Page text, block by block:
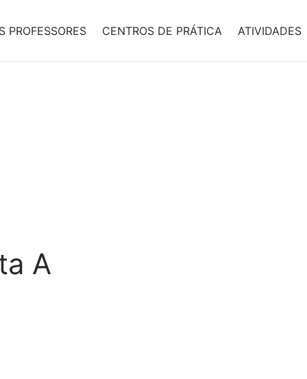
PROFESSORES CENTROS DE PRÁTICA ATIVIDADES
A